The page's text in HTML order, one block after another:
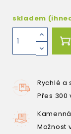
skladem
Rychlé a
Přes 300
Možnost